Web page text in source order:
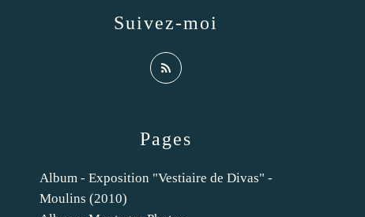
Pages
Album - Exposition "Vestiaire de Divas" -
Moulins (2010)
Suivez-moi